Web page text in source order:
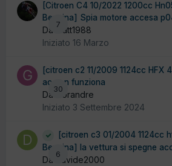
7
[Citroen C4 10/2022 1200cc
Benzina] Spia motore accesa
Da matt1988
Iniziato 16 Marzo
30
[citroen c2 11/2009 1124cc HFX
ac non funziona
Da Gorandre
Iniziato 3 Settembre 2024
6
[citroen c3 01/2004 1124cc
Benzina] la vettura si spegne
Da davide2000